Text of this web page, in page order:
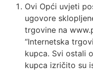
Ovi Opći uvjeti
ugovore
trgovine na
“Internetska
kupca. Svi ostali
kupca izričito su